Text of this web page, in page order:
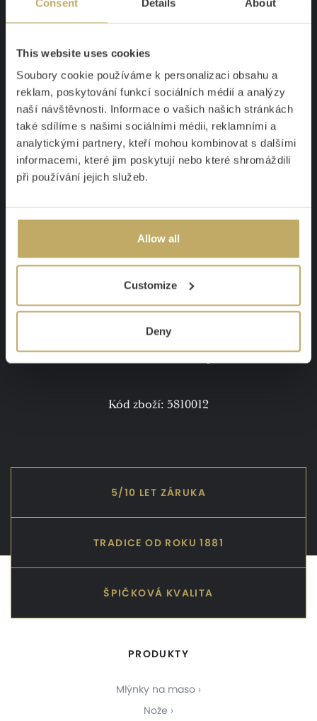
Consent Details About
This website uses cookies
Soubory cookie používáme k personalizaci obsahu a
reklam, poskytování funkcí sociálních médií a analýzy
naší návštěvnosti. Informace o vašich našich stránkách
také sdílíme s našimi sociálními médii, reklamními a
analytickými partnery, kteří mohou kombinovat s dalšími
informacemi, které jim poskytují nebo které shromáždili
při používání jejich služeb.
Allow all
Customize
Deny
Netto váha: 0,008 kg
Parametry
Kód zboží: 5810012
5/10 LET ZÁRUKA
TRADICE OD ROKU 1881
ŠPIČKOVÁ KVALITA
PRODUKTY
Mlýnky na maso
Nože